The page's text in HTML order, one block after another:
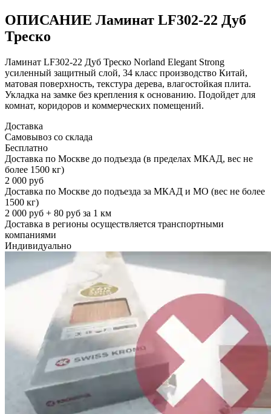
ОПИСАНИЕ Ламинат LF302-22 Дуб
Треско
Ламинат LF302-22 Дуб Треско Norland Elegant Strong
усиленный защитный слой, 34 класс производство Китай,
матовая поверхность, текстура дерева, влагостойкая плита.
Укладка на замке без крепления к основанию. Подойдет для
комнат, коридоров и коммерческих помещений.
Доставка
Самовывоз со склада
Бесплатно
Доставка по Москве до подъезда (в пределах МКАД, вес не
более 1500 кг)
2 000 руб
Доставка по Москве до подъезда за МКАД и МО (вес не более
1500 кг)
2 000 руб + 80 руб за 1 км
Доставка в регионы осуществляется транспортными
компаниями
Индивидуально